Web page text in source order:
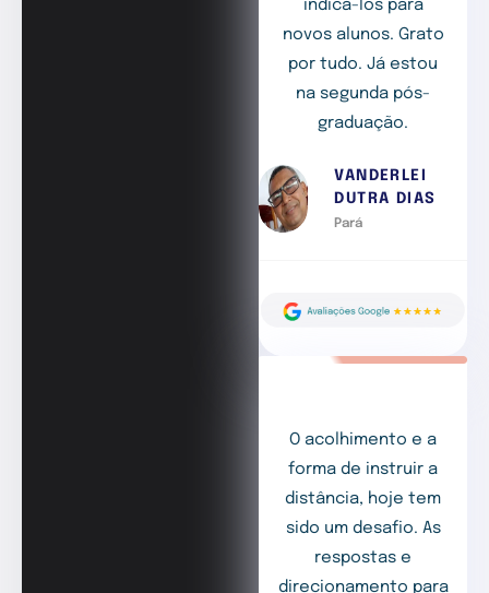
indicá-los para
novos alunos. Grato
por tudo. Já estou
na segunda pós-
graduação.
VANDERLEI
DUTRA DIAS
Pará
O acolhimento e a
forma de instruir a
distância, hoje tem
sido um desafio. As
respostas e
direcionamento para